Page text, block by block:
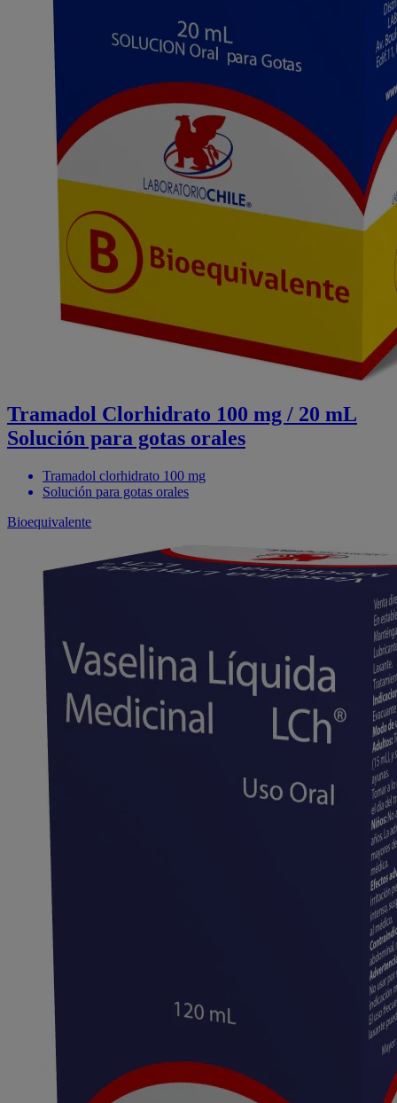
Tramadol Clorhidrato 100 mg / 20 mL
Solución para gotas orales
Tramadol clorhidrato 100 mg
Solución para gotas orales
Bioequivalente